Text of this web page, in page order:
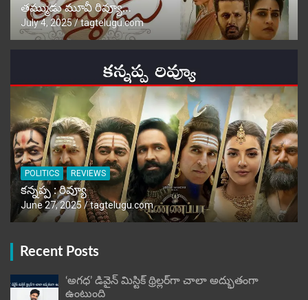
తమ్ముడు మూవీ రివ్యూ…
July 4, 2025 tagtelugu.com
POLITICS REVIEWS
కన్నప్ప : రివ్యూ
June 27, 2025 tagtelugu.com
Recent Posts
‘అగధ’ డివైన్ మిస్టిక్ థ్రిల్లర్‌గా చాలా అద్భుతంగా
ఉంటుంది